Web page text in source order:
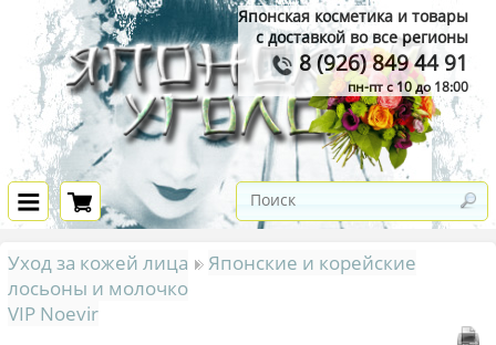
Японская косметика и товары
с доставкой во все регионы
8 (926) 849 44 91
пн-пт с 10 до 18:00
Уход за кожей лица
Японские и корейские
лосьоны и молочко
VIP Noevir